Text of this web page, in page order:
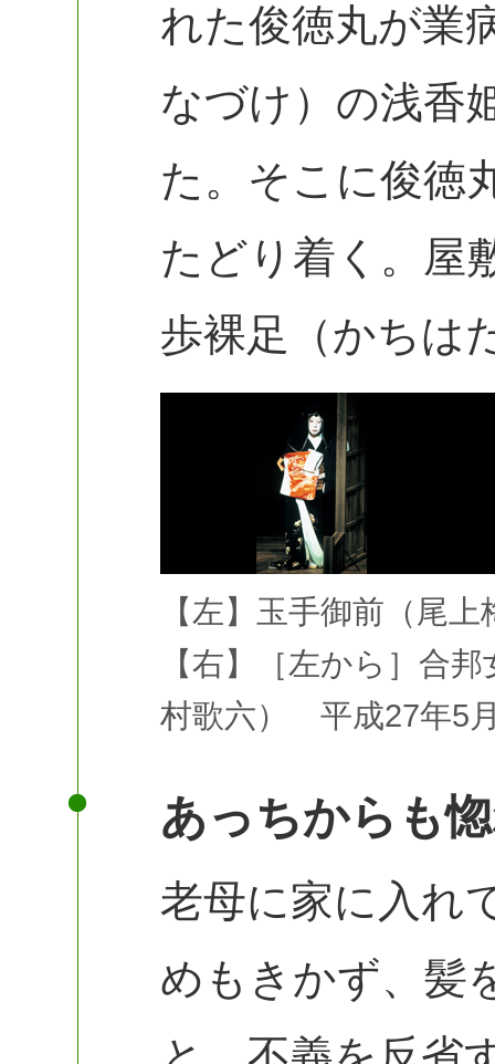
れた俊徳丸が業
なづけ）の浅香
た。そこに俊徳
たどり着く。屋
歩裸足（かちは
【左】玉手御前（尾
【右】［左から］合
村歌六） 平成27年5
あっちからも
老母に家に入れ
めもきかず、髪